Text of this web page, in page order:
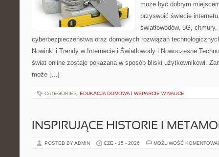
może być dobrym
przyswoić świecie
światłowodów, 5G,
cyberbezpieczeństwa oraz domowych rozwiązań
Nowinki i Trendy w Internecie i Światłowody i Nowoczesne
świat online zostaje pokazana w sposób bliski użytkownikowi.
może […]
CATEGORIES: EDUKACJA DOMOWA I WSPARCIE W NAUCE
INSPIRUJĄCE HISTORIE I
POSTED BY ADMIN CZE - 15 - 2026 MOŻLIWOŚĆ